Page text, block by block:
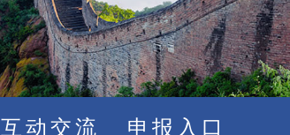
互动交流 申报入口